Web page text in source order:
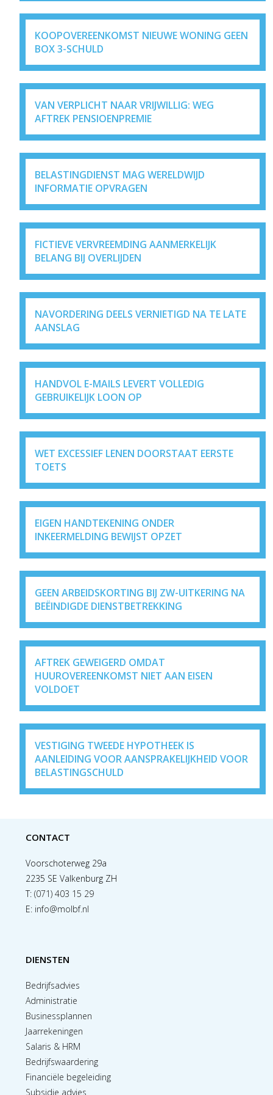
KOOPOVEREENKOMST NIEUWE WONING GEEN
BOX 3-SCHULD
VAN VERPLICHT NAAR VRIJWILLIG: WEG
AFTREK PENSIOENPREMIE
BELASTINGDIENST MAG WERELDWIJD
INFORMATIE OPVRAGEN
FICTIEVE VERVREEMDING AANMERKELIJK
BELANG BIJ OVERLIJDEN
NAVORDERING DEELS VERNIETIGD NA TE LATE
AANSLAG
HANDVOL E-MAILS LEVERT VOLLEDIG
GEBRUIKELIJK LOON OP
WET EXCESSIEF LENEN DOORSTAAT EERSTE
TOETS
EIGEN HANDTEKENING ONDER
INKEERMELDING BEWIJST OPZET
GEEN ARBEIDSKORTING BIJ ZW-UITKERING NA
BEËINDIGDE DIENSTBETREKKING
AFTREK GEWEIGERD OMDAT
HUUROVEREENKOMST NIET AAN EISEN
VOLDOET
VESTIGING TWEEDE HYPOTHEEK IS
AANLEIDING VOOR AANSPRAKELIJKHEID VOOR
BELASTINGSCHULD
CONTACT
Voorschoterweg 29a
2235 SE Valkenburg ZH
T:(071) 403 15 29
E: info@molbf.nl
DIENSTEN
Bedrijfsadvies
Administratie
Businessplannen
Jaarrekeningen
Salaris & HRM
Bedrijfswaardering
Financiële begeleiding
Subsidie advies